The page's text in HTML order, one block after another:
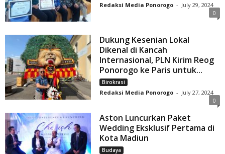
Redaksi Media Ponorogo - July 29, 2024
0
Dukung Kesenian Lokal
Dikenal di Kancah
Internasional, PLN Kirim Reog
Ponorogo ke Paris untuk...
Birokrasi
Redaksi Media Ponorogo - July 27, 2024
0
Aston Luncurkan Paket
Wedding Eksklusif Pertama di
Kota Madiun
Budaya